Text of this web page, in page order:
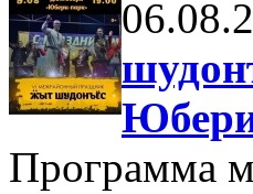
Программа